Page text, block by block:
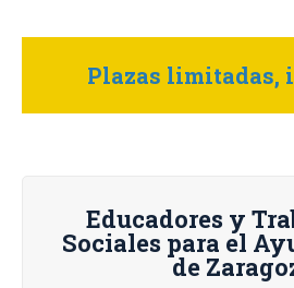
Plazas limitadas,
Educadores y
Sociales para el
de